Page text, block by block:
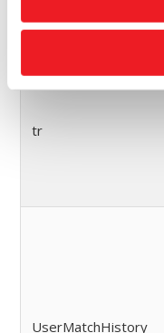
tr
UserMatchHistory